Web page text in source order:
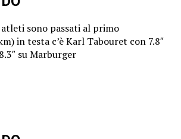
sono passati al primo
in testa c’è Karl Tabouret con 7.8″
su Marburger